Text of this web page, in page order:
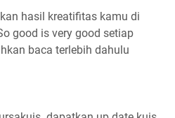
hasil kreatifitas kamu di
good is very good setiap
baca terlebih dahulu